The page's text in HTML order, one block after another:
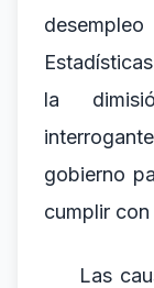
la
gobierno
cumplir
Las